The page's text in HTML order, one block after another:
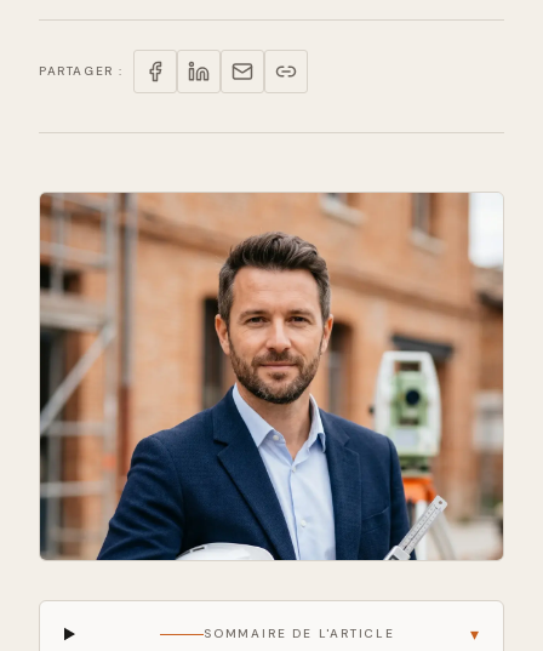
PARTAGER :
SOMMAIRE DE L'ARTICLE ▾